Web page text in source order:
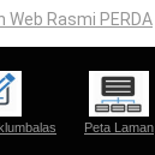
Peta Laman